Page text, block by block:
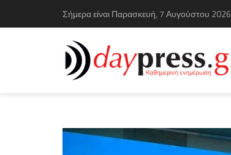
Σήμερα είναι Παρασκευή, 7 Αυγούστου 2026